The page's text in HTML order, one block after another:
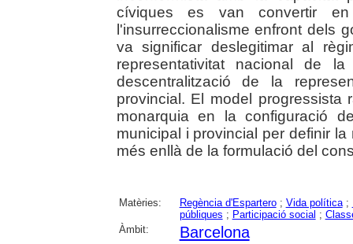
cíviques es van convertir en
l'insurreccionalisme enfront dels
va significar deslegitimar al
representativitat nacional de
descentralització de la
provincial. El model progressista
monarquia en la configuració
municipal i provincial per definir
més enllà de la formulació del
Matèries: Regència d'Espartero; Vida política;
públiques ; Participació social ;
Àmbit:
Barcelona